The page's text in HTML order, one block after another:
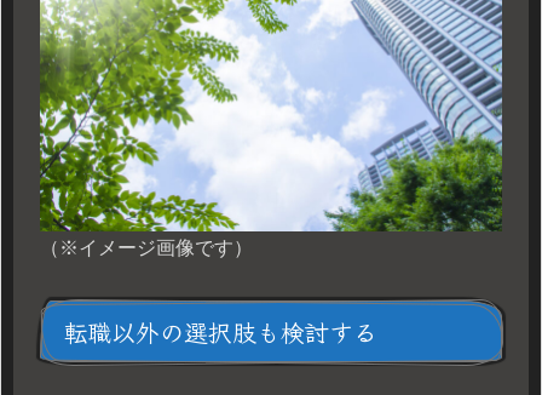
（※イメージ画像です）
転職以外の選択肢も検討する